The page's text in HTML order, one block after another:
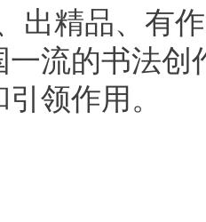
出精品、有
一流的书法
领作用。